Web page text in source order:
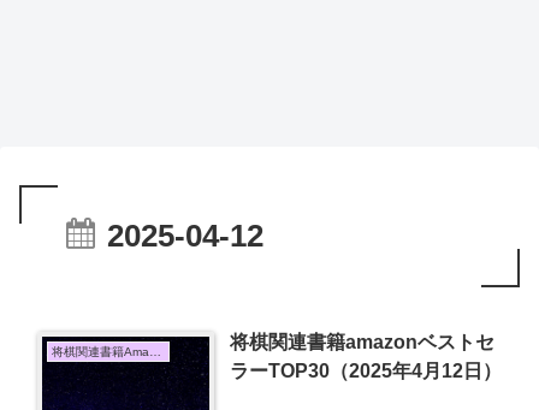
2025-04-12
将棋関連書籍amazonベストセ
ラーTOP30（2025年4月12日）